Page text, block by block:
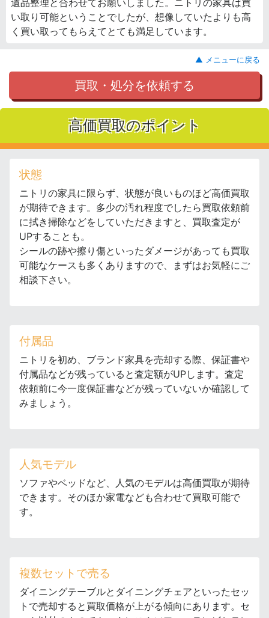
遺品整理と合わせてお願いしました。ニトリの家具は買
い取り可能ということでしたが、想像していたよりも高
く買い取ってもらえてとても満足しています。
▲ メニューに戻る
買取・処分を依頼する
高価買取のポイント
状態
ニトリの家具に限らず、状態が良いものほど高価買取
が期待できます。多少の汚れ程度でしたら買取依頼前
に拭き掃除などをしていただきますと、買取査定が
UPすることも。
シールの跡や擦り傷といったダメージがあっても買取
可能なケースも多くありますので、まずはお気軽にご
相談下さい。
付属品
ニトリを初め、ブランド家具を売却する際、保証書や
付属品などが残っていると査定額がUPします。査定
依頼前に今一度保証書などが残っていないか確認して
みましょう。
人気モデル
ソファやベッドなど、人気のモデルは高価買取が期待
できます。そのほか家電なども合わせて買取可能で
す。
複数セットで売る
ダイニングテーブルとダイニングチェアといったセッ
トで売却すると買取価格が上がる傾向にあります。セ